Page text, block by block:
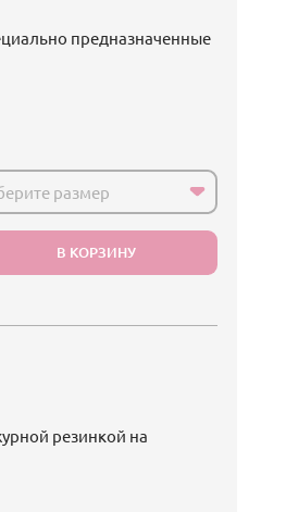
предназначенные
размер
В КОРЗИНУ
резинкой на